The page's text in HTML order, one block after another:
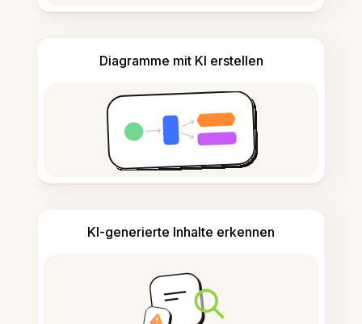
Diagramme mit KI erstellen
KI-generierte Inhalte erkennen